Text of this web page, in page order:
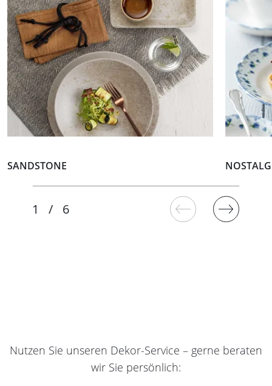
SANDSTONE
Nutzen Sie unseren Dekor-Service – gerne beraten
wir Sie persönlich: